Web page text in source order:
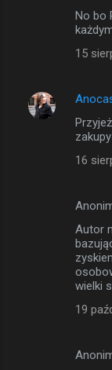
No bo
15
16
Autor
wielki
19